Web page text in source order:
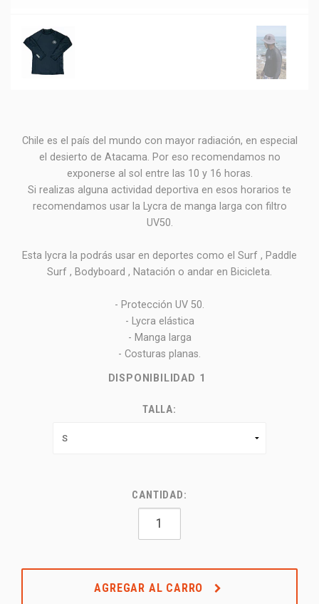
Chile es el país del mundo con mayor radiación, en especial
el desierto de Atacama. Por eso recomendamos no
exponerse al sol entre las 10 y 16 horas.
Si realizas alguna actividad deportiva en esos horarios te
recomendamos usar la Lycra de manga larga con filtro
UV50.
Esta lycra la podrás usar en deportes como el Surf , Paddle
Surf , Bodyboard , Natación o andar en Bicicleta.
- Protección UV 50.
- Lycra elástica
- Manga larga
- Costuras planas.
DISPONIBILIDAD 1
TALLA:
CANTIDAD:
AGREGAR AL CARRO